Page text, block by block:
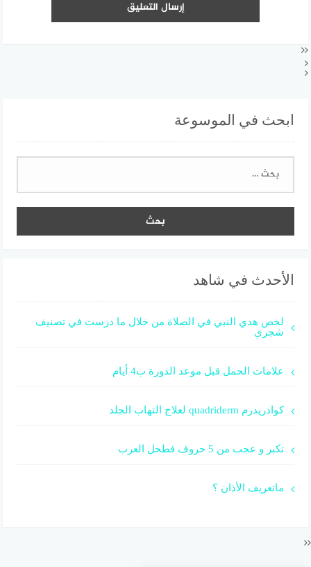
ابحث في الموسوعة
البحث
الأحدث في شاهد
لخص هدي النبي في الصلاة من خلال ما درست في تصنيف
شجري
علامات الحمل قبل موعد الدورة ب4 أيام
كوادريدرم quadriderm لعلاج التهاب الجلد
تكبر و عجب من 5 حروف فطحل العرب
ماتعريف الأذان ؟